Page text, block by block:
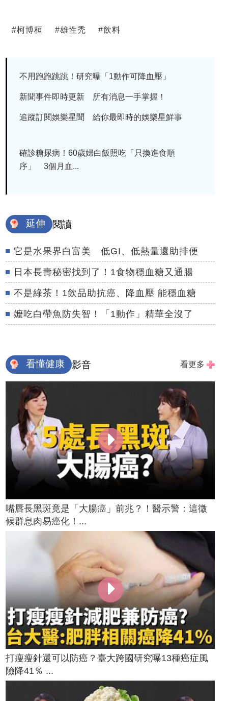
#柯博桓 #雄性禿 #飲料
不用跑跑跳跳！研究曝「1動作可降血壓」
新聞事件即時更新 所有消息一手掌握！
追蹤訂閱娛樂星聞 給你最即時的娛樂星鮮事
確診糖尿病！60歲婦白飯照吃「只換進食順
序」 3個月血...
延伸 閱讀
它是水果界白富美 低GI、低熱量還助排便
日本長壽秘密找到了！1食物穩血糖又通腸
不是綠茶！1飲品助抗癌、降血壓 能穩血糖
嬤吃白帶魚防失智！「1動作」精華全沒了
看懂健康 影音 看更多
嘴唇長黑斑竟是「大腸癌」前兆？！醫示警：這徵
候群息肉易癌化！...
打瘦瘦針還可以防癌？臺大跨國研究曝13種癌症風
險降41％ ...